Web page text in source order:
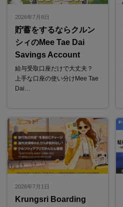
2026年7月8日
貯蓄をするならクルン
シィのMee Tae Dai
Savings Account
給与受取口座だけで大丈夫？
上手な口座の使い分けMee Tae
Dai…
2026年7月1日
Krungsri Boarding